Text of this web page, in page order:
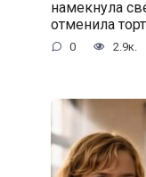
намекнула
отменила
0 2.9к.